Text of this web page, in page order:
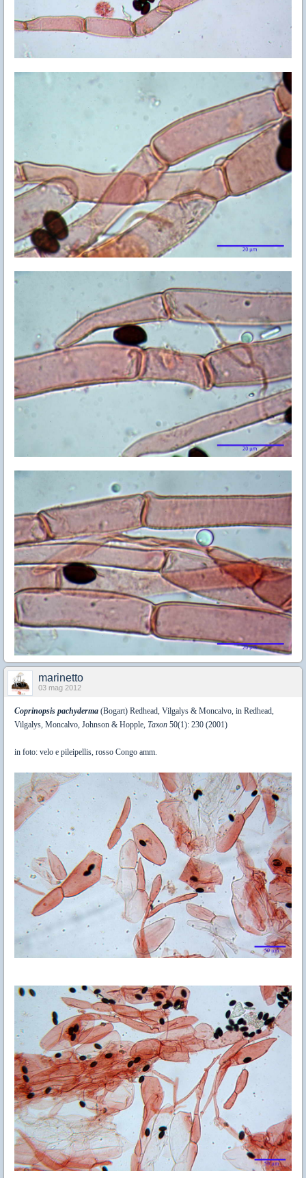
marinetto
03 mag 2012
Coprinopsis pachyderma (Bogart) Redhead, Vilgalys & Moncalvo, in Redhead,
Vilgalys, Moncalvo, Johnson & Hopple, Taxon 50(1): 230 (2001)
in foto: velo e pileipellis, rosso Congo amm.